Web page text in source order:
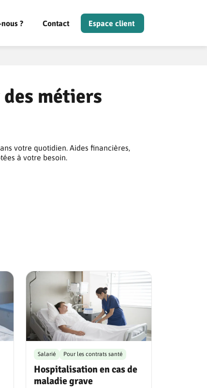
? Contact Espace client
métiers
votre quotidien. Aides financières,
à votre besoin.
Hospitalisation en cas de
maladie grave
Salarié Pour les contrats santé